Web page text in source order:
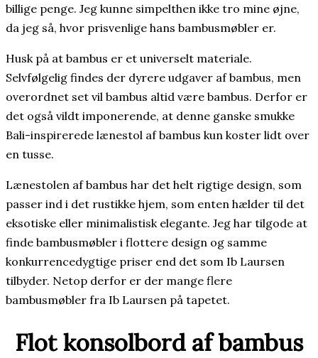
billige penge. Jeg kunne simpelthen ikke tro mine øjne,
da jeg så, hvor prisvenlige hans bambusmøbler er.
Husk på at bambus er et universelt materiale.
Selvfølgelig findes der dyrere udgaver af bambus, men
overordnet set vil bambus altid være bambus. Derfor er
det også vildt imponerende, at denne ganske smukke
Bali-inspirerede lænestol af bambus kun koster lidt over
en tusse.
Lænestolen af bambus har det helt rigtige design, som
passer ind i det rustikke hjem, som enten hælder til det
eksotiske eller minimalistisk elegante. Jeg har tilgode at
finde bambusmøbler i flottere design og samme
konkurrencedygtige priser end det som Ib Laursen
tilbyder. Netop derfor er der mange flere
bambusmøbler fra Ib Laursen på tapetet.
Flot konsolbord af bambus